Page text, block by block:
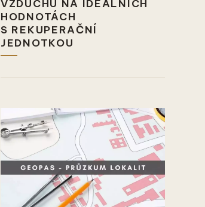
VZDUCHU NA IDEÁLNÍCH
HODNOTÁCH
S REKUPERAČNÍ
JEDNOTKOU